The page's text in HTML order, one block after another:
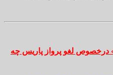
درخصوص لغو پرواز پاریس چه